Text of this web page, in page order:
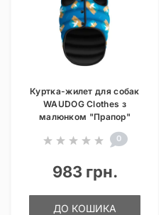
Куртка-жилет для собак
WAUDOG Clothes з
малюнком "Прапор"
0
983 грн.
ДО КОШИКА